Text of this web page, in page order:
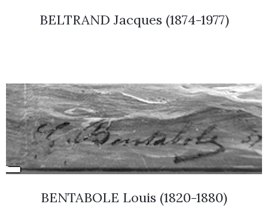
BELTRAND Jacques (1874-1977)
BENTABOLE Louis (1820-1880)